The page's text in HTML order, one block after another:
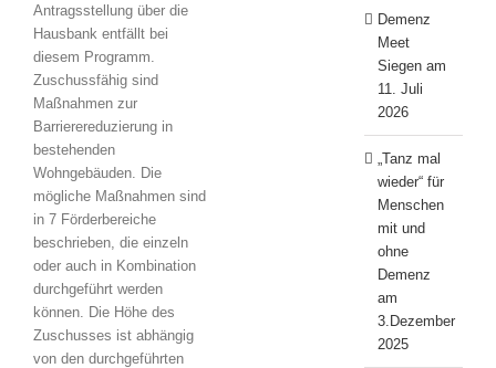
Antragsstellung über die
Hausbank entfällt bei
diesem Programm.
Zuschussfähig sind
Maßnahmen zur
Barrierereduzierung in
bestehenden
Wohngebäuden. Die
mögliche Maßnahmen sind
in 7 Förderbereiche
beschrieben, die einzeln
oder auch in Kombination
durchgeführt werden
können. Die Höhe des
Zuschusses ist abhängig
von den durchgeführten
Demenz
Meet
Siegen am
11. Juli
2026
„Tanz mal
wieder“ für
Menschen
mit und
ohne
Demenz
am
3.Dezember
2025